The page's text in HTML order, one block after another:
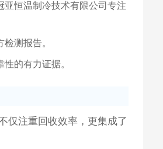
亚恒温制冷技术有限公司专注
测报告。
的有力证据。
仅注重回收效率，更集成了